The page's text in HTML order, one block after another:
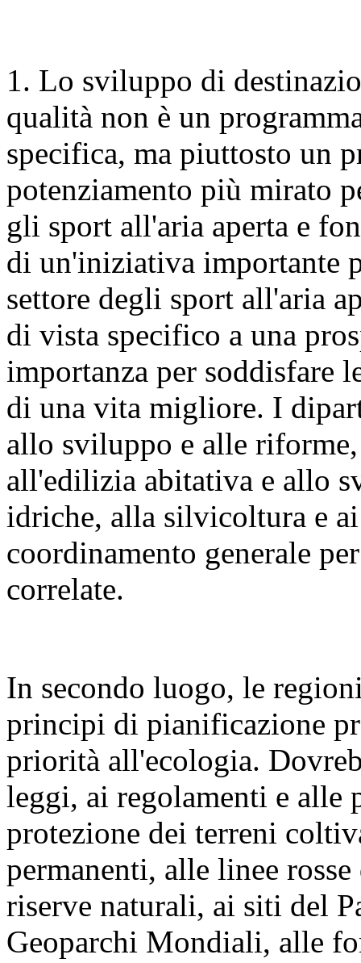
1. Lo sviluppo di
qualità non è un
specifica, ma piuttosto un
potenziamento più mirato
gli sport all'aria aperta e
di un'iniziativa importante
settore degli sport all'aria
di vista specifico a una
importanza per soddisfare
di una vita migliore. I
allo sviluppo e alle
all'edilizia abitativa e allo
idriche, alla silvicoltura e
coordinamento generale
correlate.
In secondo luogo, le
principi di pianificazione
priorità all'ecologia.
leggi, ai regolamenti e
protezione dei terreni
permanenti, alle linee
riserve naturali, ai siti del
Geoparchi Mondiali, alle